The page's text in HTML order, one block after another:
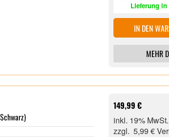
Lieferung in
IN DEN
MEHR
149,99 €
inkl. 19% MwSt.
zzgl. 5,99 €